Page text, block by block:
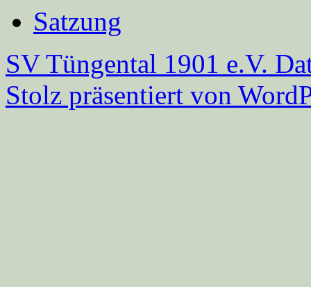
Satzung
SV Tüngental 1901 e.V.
Stolz präsentiert von